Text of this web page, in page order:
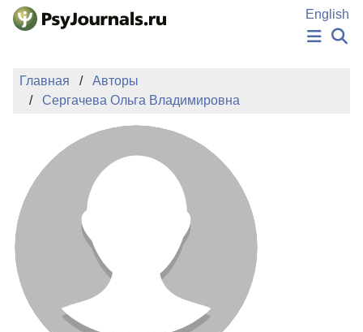
Перейти к основному содержанию
English
ИЗДАНИЯ
АВТОРЫ
ПОДАТЬ РУКОПИСЬ
БАЗА ЗНАНИЙ
КЛЮЧЕВЫЕ СЛОВА
Регистрация
Главная
Авторы
Сергачева Ольга Владимировна